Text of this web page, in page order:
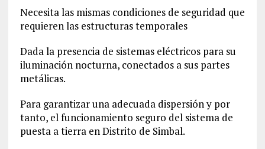
Necesita las mismas condiciones de seguridad que
requieren las estructuras temporales
Dada la presencia de sistemas eléctricos para su
iluminación nocturna, conectados a sus partes
metálicas.
Para garantizar una adecuada dispersión y por
tanto, el funcionamiento seguro del sistema de
puesta a tierra en Distrito de Simbal.